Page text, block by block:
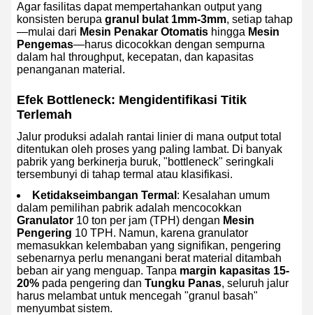
Agar fasilitas dapat mempertahankan output yang
konsisten berupa granul bulat 1mm-3mm, setiap tahap
—mulai dari Mesin Penakar Otomatis hingga Mesin
Pengemas—harus dicocokkan dengan sempurna
dalam hal throughput, kecepatan, dan kapasitas
penanganan material.
Efek Bottleneck: Mengidentifikasi Titik
Terlemah
Jalur produksi adalah rantai linier di mana output total
ditentukan oleh proses yang paling lambat. Di banyak
pabrik yang berkinerja buruk, "bottleneck" seringkali
tersembunyi di tahap termal atau klasifikasi.
Ketidakseimbangan Termal : Kesalahan umum
dalam pemilihan pabrik adalah mencocokkan
Granulator 10 ton per jam (TPH) dengan Mesin
Pengering 10 TPH. Namun, karena granulator
memasukkan kelembaban yang signifikan, pengering
sebenarnya perlu menangani berat material ditambah
beban air yang menguap. Tanpa margin kapasitas 15-
20% pada pengering dan Tungku Panas, seluruh jalur
harus melambat untuk mencegah "granul basah"
menyumbat sistem.